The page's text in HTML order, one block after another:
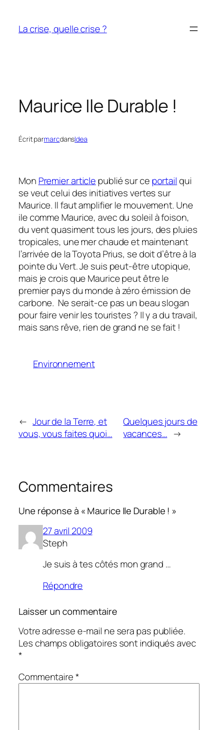
contenu
La crise, quelle crise ?
Maurice Ile Durable !
Écrit parmarcdansIdea
Mon Premier article publié sur ce portailqui
se veut celui des initiatives vertes sur
Maurice. Il faut amplifier le mouvement. Une
ile comme Maurice, avec du soleil à foison,
du vent quasiment tous les jours, des pluies
tropicales, une mer chaude et maintenant
l’arrivée de la Toyota Prius, se doit d’être à la
pointe du Vert. Je suis peut-être utopique,
mais je crois que Maurice peut être le
premier pays du monde à zéro émission de
carbone. Ne serait-ce pas un beau slogan
pour faire venir les touristes ? Il y a du travail,
mais sans rêve, rien de grand ne se fait !
Environnement
← Jour de la Terre, et
vous, vous faites quoi…
Quelques jours de
vacances… →
Commentaires
Une réponse à « Maurice Ile Durable ! »
27 avril 2009
Steph
Je suis à tes côtés mon grand …
Répondre
Laisser un commentaire
Votre adresse e-mail ne sera pas publiée.
Les champs obligatoires sont indiqués avec
*
Commentaire*